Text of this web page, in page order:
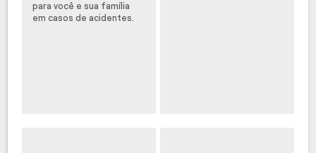
para você e sua família
em casos de acidentes.